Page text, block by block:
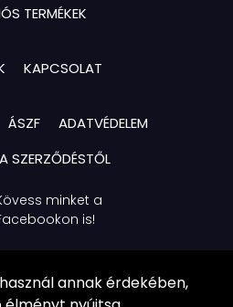
TERMÉKEK
KAPCSOLAT
ÁSZF
ADATVÉDELEM
SZERZŐDÉSTŐL
minket a
is!
annak érdekében,